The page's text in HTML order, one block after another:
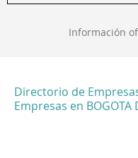
Información
Directorio de
Empresas en BOGOTA